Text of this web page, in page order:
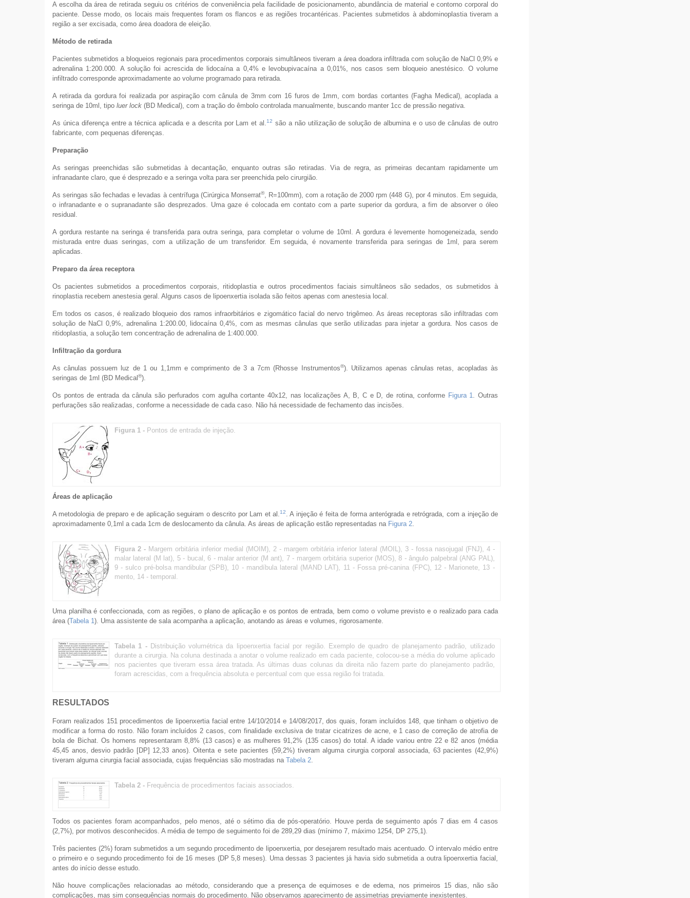
A escolha da área de retirada seguiu os critérios de conveniência pela facilidade de posicionamento, abundância de material e contorno corporal do
paciente. Desse modo, os locais mais frequentes foram os flancos e as regiões trocantéricas. Pacientes submetidos à abdominoplastia tiveram a
região a ser excisada, como área doadora de eleição.
Método de retirada
Pacientes submetidos a bloqueios regionais para procedimentos corporais simultâneos tiveram a área doadora infiltrada com solução de NaCl 0,9% e
adrenalina 1:200.000. A solução foi acrescida de lidocaína a 0,4% e levobupivacaína a 0,01%, nos casos sem bloqueio anestésico. O volume
infiltrado corresponde aproximadamente ao volume programado para retirada.
A retirada da gordura foi realizada por aspiração com cânula de 3mm com 16 furos de 1mm, com bordas cortantes (Fagha Medical), acoplada a
seringa de 10ml, tipo luer lock (BD Medical), com a tração do êmbolo controlada manualmente, buscando manter 1cc de pressão negativa.
As única diferença entre a técnica aplicada e a descrita por Lam et al.12 são a não utilização de solução de albumina e o uso de cânulas de outro
fabricante, com pequenas diferenças.
Preparação
As seringas preenchidas são submetidas à decantação, enquanto outras são retiradas. Via de regra, as primeiras decantam rapidamente um
infranadante claro, que é desprezado e a seringa volta para ser preenchida pelo cirurgião.
As seringas são fechadas e levadas à centrífuga (Cirúrgica Monserrat®, R=100mm), com a rotação de 2000 rpm (448 G), por 4 minutos. Em seguida,
o infranadante e o supranadante são desprezados. Uma gaze é colocada em contato com a parte superior da gordura, a fim de absorver o óleo
residual.
A gordura restante na seringa é transferida para outra seringa, para completar o volume de 10ml. A gordura é levemente homogeneizada, sendo
misturada entre duas seringas, com a utilização de um transferidor. Em seguida, é novamente transferida para seringas de 1ml, para serem
aplicadas.
Preparo da área receptora
Os pacientes submetidos a procedimentos corporais, ritidoplastia e outros procedimentos faciais simultâneos são sedados, os submetidos à
rinoplastia recebem anestesia geral. Alguns casos de lipoenxertia isolada são feitos apenas com anestesia local.
Em todos os casos, é realizado bloqueio dos ramos infraorbitários e zigomático facial do nervo trigêmeo. As áreas receptoras são infiltradas com
solução de NaCl 0,9%, adrenalina 1:200.00, lidocaína 0,4%, com as mesmas cânulas que serão utilizadas para injetar a gordura. Nos casos de
ritidoplastia, a solução tem concentração de adrenalina de 1:400.000.
Infiltração da gordura
As cânulas possuem luz de 1 ou 1,1mm e comprimento de 3 a 7cm (Rhosse Instrumentos®). Utilizamos apenas cânulas retas, acopladas às
seringas de 1ml (BD Medical ®).
Os pontos de entrada da cânula são perfurados com agulha cortante 40x12, nas localizações A, B, C e D, de rotina, conforme Figura 1. Outras
perfurações são realizadas, conforme a necessidade de cada caso. Não há necessidade de fechamento das incisões.
Figura 1 - Pontos de entrada de injeção.
Áreas de aplicação
A metodologia de preparo e de aplicação seguiram o descrito por Lam et al.12. A injeção é feita de forma anterógrada e retrógrada, com a injeção de
aproximadamente 0,1ml a cada 1cm de deslocamento da cânula. As áreas de aplicação estão representadas na Figura 2.
Figura 2 - Margem orbitária inferior medial (MOIM), 2 - margem orbitária inferior lateral (MOIL), 3 - fossa nasojugal (FNJ), 4 -
malar lateral (M lat), 5 - bucal, 6 - malar anterior (M ant), 7 - margem orbitária superior (MOS), 8 - ângulo palpebral (ANG PAL),
9 - sulco pré-bolsa mandibular (SPB), 10 - mandíbula lateral (MAND LAT), 11 - Fossa pré-canina (FPC), 12 - Marionete, 13 -
mento, 14 - temporal.
Uma planilha é confeccionada, com as regiões, o plano de aplicação e os pontos de entrada, bem como o volume previsto e o realizado para cada
área (Tabela 1). Uma assistente de sala acompanha a aplicação, anotando as áreas e volumes, rigorosamente.
Tabela 1 - Distribuição volumétrica da lipoenxertia facial por região. Exemplo de quadro de planejamento padrão, utilizado
durante a cirurgia. Na coluna destinada a anotar o volume realizado em cada paciente, colocou-se a média do volume aplicado
nos pacientes que tiveram essa área tratada. As últimas duas colunas da direita não fazem parte do planejamento padrão,
foram acrescidas, com a frequência absoluta e percentual com que essa região foi tratada.
RESULTADOS
Foram realizados 151 procedimentos de lipoenxertia facial entre 14/10/2014 e 14/08/2017, dos quais, foram incluídos 148, que tinham o objetivo de
modificar a forma do rosto. Não foram incluídos 2 casos, com finalidade exclusiva de tratar cicatrizes de acne, e 1 caso de correção de atrofia de
bola de Bichat. Os homens representaram 8,8% (13 casos) e as mulheres 91,2% (135 casos) do total. A idade variou entre 22 e 82 anos (média
45,45 anos, desvio padrão [DP] 12,33 anos). Oitenta e sete pacientes (59,2%) tiveram alguma cirurgia corporal associada, 63 pacientes (42,9%)
tiveram alguma cirurgia facial associada, cujas frequências são mostradas na Tabela 2.
Tabela 2 - Frequência de procedimentos faciais associados.
Todos os pacientes foram acompanhados, pelo menos, até o sétimo dia de pós-operatório. Houve perda de seguimento após 7 dias em 4 casos
(2,7%), por motivos desconhecidos. A média de tempo de seguimento foi de 289,29 dias (mínimo 7, máximo 1254, DP 275,1).
Três pacientes (2%) foram submetidos a um segundo procedimento de lipoenxertia, por desejarem resultado mais acentuado. O intervalo médio entre
o primeiro e o segundo procedimento foi de 16 meses (DP 5,8 meses). Uma dessas 3 pacientes já havia sido submetida a outra lipoenxertia facial,
antes do início desse estudo.
Não houve complicações relacionadas ao método, considerando que a presença de equimoses e de edema, nos primeiros 15 dias, não são
complicações, mas sim consequências normais do procedimento. Não observamos aparecimento de assimetrias previamente inexistentes.